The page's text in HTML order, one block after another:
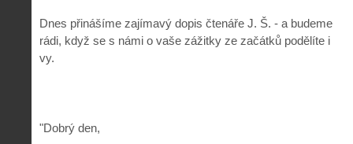
Dnes přinášíme zajímavý dopis čtenáře J. Š. - a budeme
rádi, když se s námi o vaše zážitky ze začátků podělíte i
vy.
"Dobrý den,